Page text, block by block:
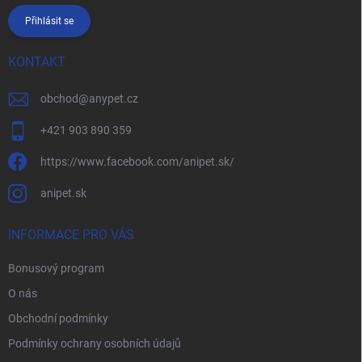
Přihlásit se
KONTAKT
obchod@anypet.cz
+421 903 890 359
https://www.facebook.com/anipet.sk/
anipet.sk
INFORMACE PRO VÁS
Bonusový program
O nás
Obchodní podmínky
Podmínky ochrany osobních údajů